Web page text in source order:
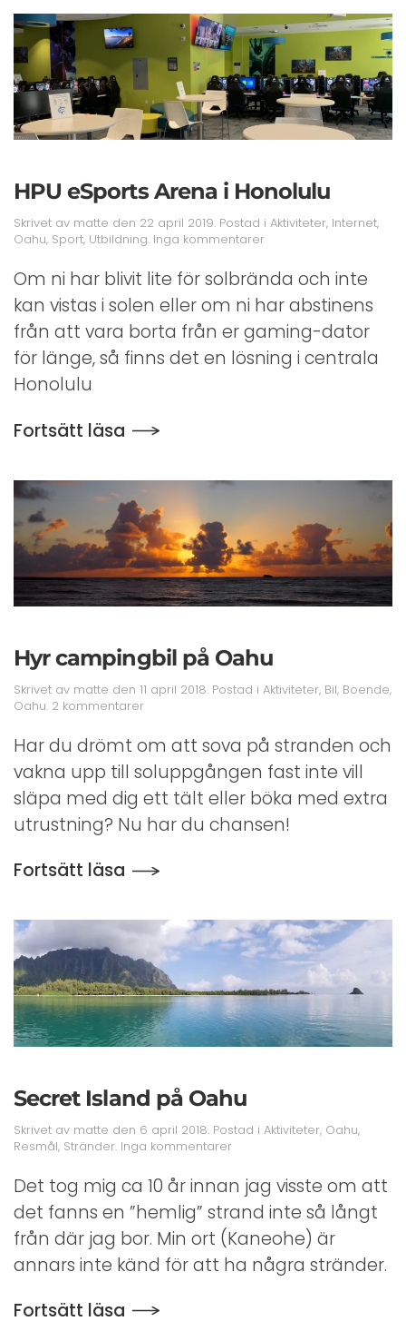
HPU eSports Arena i Honolulu
Skrivet av matte den 22 april 2019. Postad i Aktiviteter, Internet,
Oahu, Sport, Utbildning. Inga kommentarertill
eSports
Arena
i
Honolulu
Om ni har blivit lite för solbrända och inte
kan vistas i solen eller om ni har abstinens
från att vara borta från er gaming-dator
för länge, så finns det en lösning i centrala
Honolulu
Fortsätt läsa
Hyr campingbil på Oahu
Skrivet av matte den 11 april 2018. Postad i Aktiviteter, Bil, Boende,
Oahu. 2 kommentarertill
campingbil
på
Oahu
Har du drömt om att sova på stranden och
vakna upp till soluppgången fast inte vill
släpa med dig ett tält eller böka med extra
utrustning? Nu har du chansen!
Fortsätt läsa
Secret Island på Oahu
Skrivet av matte den 6 april 2018. Postad i Aktiviteter, Oahu,
Resmål, Stränder. Inga kommentarertill
Island
på
Oahu
Det tog mig ca 10 år innan jag visste om att
det fanns en ”hemlig” strand inte så långt
från där jag bor. Min ort (Kaneohe) är
annars inte känd för att ha några stränder.
Fortsätt läsa